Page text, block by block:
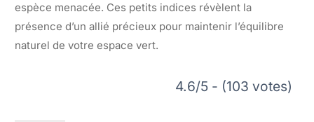
espèce menacée. Ces petits indices révèlent la
présence d’un allié précieux pour maintenir l’équilibre
naturel de votre espace vert.
4.6/5 - (103 votes)